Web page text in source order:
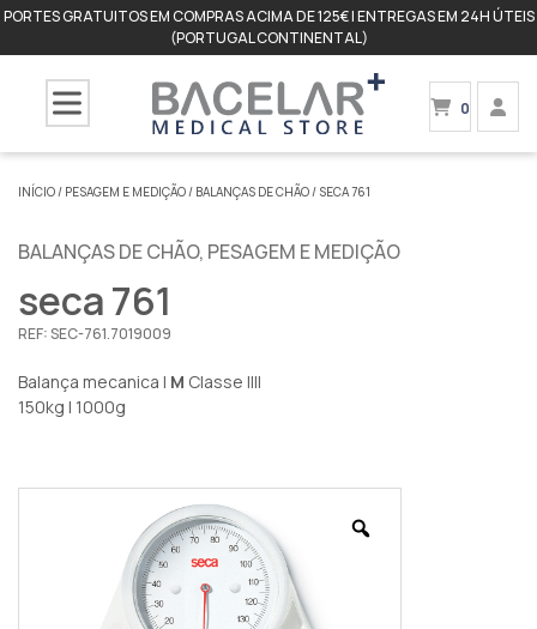
PORTES GRATUITOS EM COMPRAS ACIMA DE 125€ | ENTREGAS EM 24H ÚTEIS
(PORTUGAL CONTINENTAL)
0
INÍCIO/ PESAGEM E MEDIÇÃO/ BALANÇAS DE CHÃO/ SECA 761
BALANÇAS DE CHÃO, PESAGEM E MEDIÇÃO
seca 761
REF:SEC-761.7019009
Balança mecanica | M Classe IIII
150kg | 1000g